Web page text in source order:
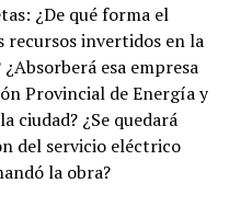
¿De qué forma el
recursos invertidos en la
esa empresa
Provincial de Energía y
ciudad? ¿Se quedará
del servicio eléctrico
la obra?